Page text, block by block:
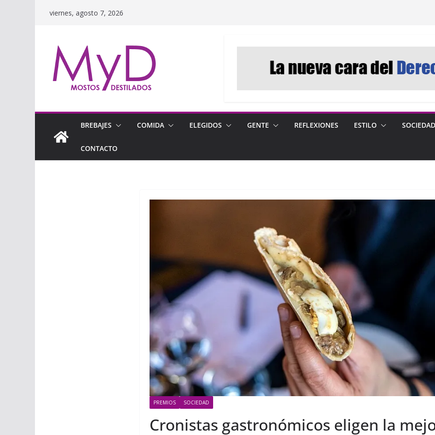
viernes, agosto 7, 2026
BREBAJES COMIDA ELEGIDOS GENTE REFLEXIONES ESTILO SOCIEDAD
CONTACTO
PREMIOS SOCIEDAD
Cronistas gastronómicos eligen la